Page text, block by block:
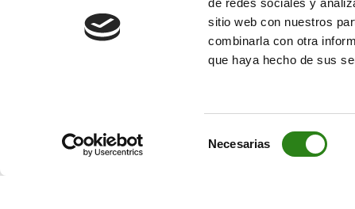
de redes sociales y
sitio web con nuestros
combinarla con otra
que haya hecho de sus
Necesarias